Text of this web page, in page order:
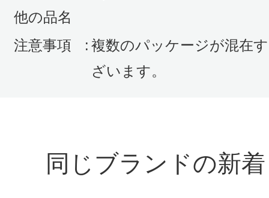
他の品名
注意事項 : 複数のパッケージが混在
ざいます。
同じブランドの新